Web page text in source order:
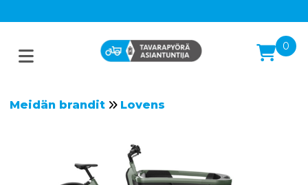
0
Meidän brandit Lovens